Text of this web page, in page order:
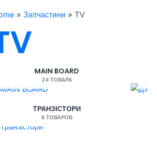
» Запчастини » TV
MAIN BOARD
24 ТОВАРА
ТРАНЗІСТОРИ
6 ТОВАРОВ